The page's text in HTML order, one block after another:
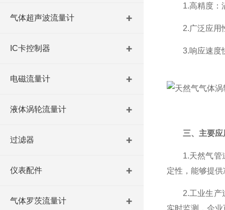
气体超声波流量计
IC卡控制器
电磁流量计
液体涡轮流量计
过滤器
仪表配件
气体罗茨流量计
1.高精度：涡
2.广泛应用性
3.响应速度快
三、主要应
1.天然气管道
定性，能够提
2.工业生产过
实时监测，企